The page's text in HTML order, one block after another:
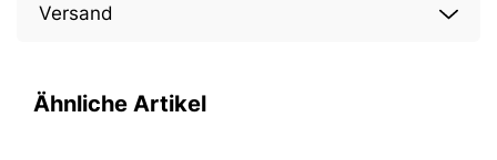
Versand
Ähnliche Artikel